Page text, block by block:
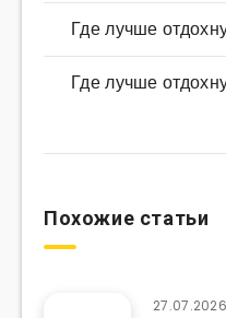
Где лучше
Где лучше
Похожие статьи
27.07.2026